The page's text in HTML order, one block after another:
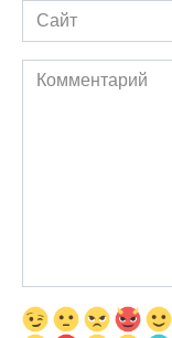
Сайт
Комментарий